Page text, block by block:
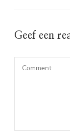
Geef een